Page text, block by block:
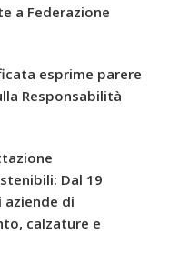
a Federazione
esprime parere
Responsabilità
Dal 19
di
calzature e